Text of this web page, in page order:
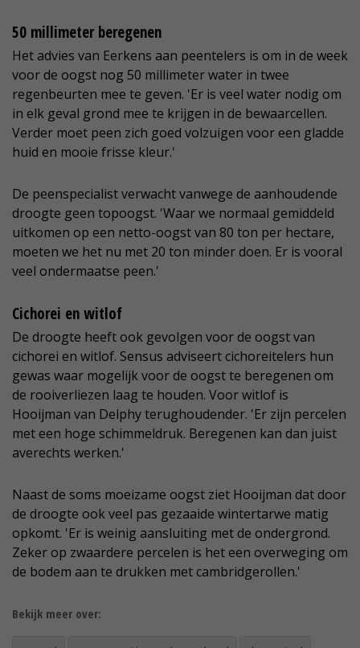
50 millimeter beregenen
Het advies van Eerkens aan peentelers is om in de week
voor de oogst nog 50 millimeter water in twee
regenbeurten mee te geven. 'Er is veel water nodig om
in elk geval grond mee te krijgen in de bewaarcellen.
Verder moet peen zich goed volzuigen voor een gladde
huid en mooie frisse kleur.'
De peenspecialist verwacht vanwege de aanhoudende
droogte geen topoogst. 'Waar we normaal gemiddeld
uitkomen op een netto-oogst van 80 ton per hectare,
moeten we het nu met 20 ton minder doen. Er is vooral
veel ondermaatse peen.'
Cichorei en witlof
De droogte heeft ook gevolgen voor de oogst van
cichorei en witlof. Sensus adviseert cichoreitelers hun
gewas waar mogelijk voor de oogst te beregenen om
de rooiverliezen laag te houden. Voor witlof is
Hooijman van Delphy terughoudender. 'Er zijn percelen
met een hoge schimmeldruk. Beregenen kan dan juist
averechts werken.'
Naast de soms moeizame oogst ziet Hooijman dat door
de droogte ook veel pas gezaaide wintertarwe matig
opkomt. 'Er is weinig aansluiting met de ondergrond.
Zeker op zwaardere percelen is het een overweging om
de bodem aan te drukken met cambridgerollen.'
Bekijk meer over: